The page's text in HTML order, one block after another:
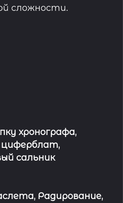
сложности.
хронографа,
циферблат,
сальник
Радирование,